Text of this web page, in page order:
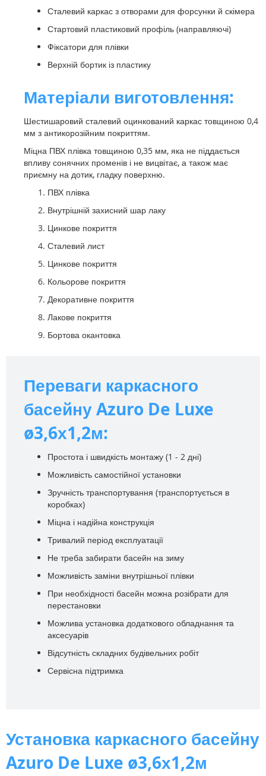
Сталевий каркас з отворами для форсунки й скімера
Стартовий пластиковий профіль (направляючі)
Фіксатори для плівки
Верхній бортик із пластику
Матеріали виготовлення:
Шестишаровий сталевий оцинкований каркас товщиною 0,4
мм з антикорозійним покриттям.
Міцна ПВХ плівка товщиною 0,35 мм, яка не піддається
впливу сонячних променів і не вицвітає, а також має
приємну на дотик, гладку поверхню.
ПВХ плівка
Внутрішній захисний шар лаку
Цинкове покриття
Сталевий лист
Цинкове покриття
Кольорове покриття
Декоративне покриття
Лакове покриття
Бортова окантовка
Переваги каркасного
басейну Azuro De Luxe
ø3,6х1,2м:
Простота і швидкість монтажу (1 - 2 дні)
Можливість самостійної установки
Зручність транспортування (транспортується в
коробках)
Міцна і надійна конструкція
Тривалий період експлуатації
Не треба забирати басейн на зиму
Можливість заміни внутрішньої плівки
При необхідності басейн можна розібрати для
перестановки
Можлива установка додаткового обладнання та
аксесуарів
Відсутність складних будівельних робіт
Сервісна підтримка
Установка каркасного басейну
Azuro De Luxe ø3,6х1,2м